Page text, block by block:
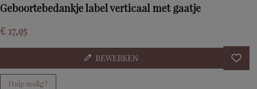
Geboortebedankje label verticaal met gaatje
€ 17,95
BEWERKEN
Hulp nodig?